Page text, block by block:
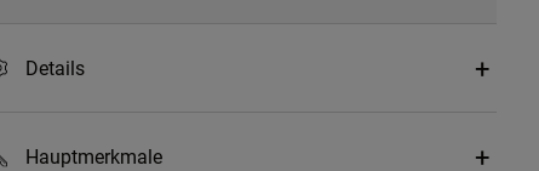
Details
Hauptmerkmale